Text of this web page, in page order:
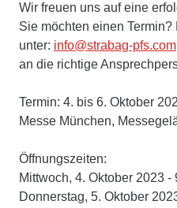
Wir freuen uns auf eine
Sie möchten einen
unter: info@strabag-pfs.com
an die richtige
Termin: 4. bis 6. Oktober
Messe München,
Öffnungszeiten:
Mittwoch, 4. Oktober 2023
Donnerstag, 5. Oktober